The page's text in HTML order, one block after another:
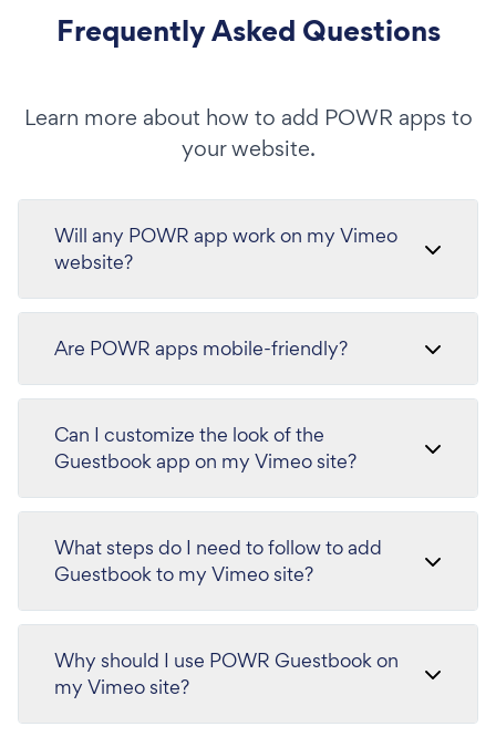
Frequently Asked Questions
Learn more about how to add POWR apps to
your website.
Will any POWR app work on my Vimeo
website?
Are POWR apps mobile-friendly?
Can I customize the look of the
Guestbook app on my Vimeo site?
What steps do I need to follow to add
Guestbook to my Vimeo site?
Why should I use POWR Guestbook on
my Vimeo site?